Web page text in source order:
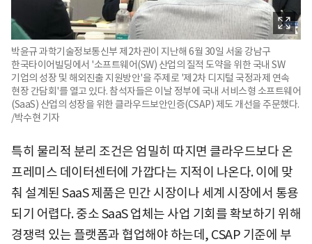
박윤규 과학기술정보통신부 제2차관이 지난해 6월 30일 서울 강남구
한국타이어빌딩에서 '소프트웨어(SW) 산업의 질적 도약을 위한 국내 SW
기업의 성장 및 해외진출 지원방안'을 주제로 '제2차 디지털 국정과제 연속
현장 간담회'를 열고 있다. 참석자들은 이날 정부에 국내 서비스형 소프트웨어
(SaaS) 산업의 성장을 위한 클라우드보안인증(CSAP) 제도 개선을 주문했다.
/박수현 기자
특히 물리적 분리 조건은 엄밀히 따지면 클라우드보다 온
프레미스 데이터센터에 가깝다는 지적이 나온다. 이에 맞
춰 설계된 SaaS 제품은 민간 시장이나 세계 시장에서 통용
되기 어렵다. 중소 SaaS 업체는 사업 기회를 확보하기 위해
경쟁력 있는 플랫폼과 협업해야 하는데, CSAP 기준에 부